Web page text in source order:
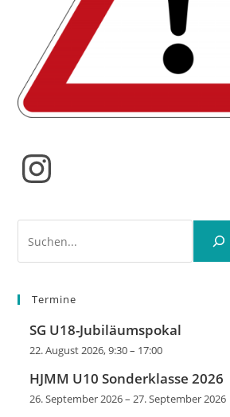
Instagram
Termine
SG U18-Jubiläumspokal
22. August 2026, 9:30– 17:00
HJMM U10 Sonderklasse 2026
26. September 2026–27. September 2026